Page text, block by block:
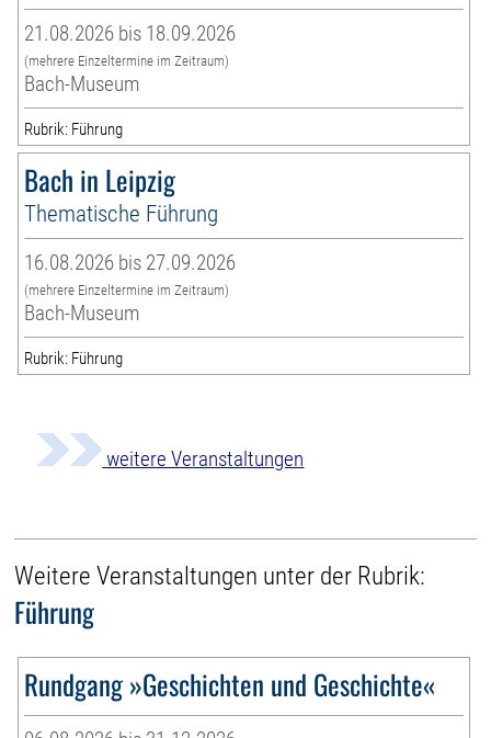
21.08.2026 bis 18.09.2026
(mehrere Einzeltermine im Zeitraum)
Bach-Museum
Rubrik: Führung
Bach in Leipzig
Thematische Führung
16.08.2026 bis 27.09.2026
(mehrere Einzeltermine im Zeitraum)
Bach-Museum
Rubrik: Führung
weitere Veranstaltungen
Weitere Veranstaltungen unter der Rubrik:
Führung
Rundgang »Geschichten und Geschichte«